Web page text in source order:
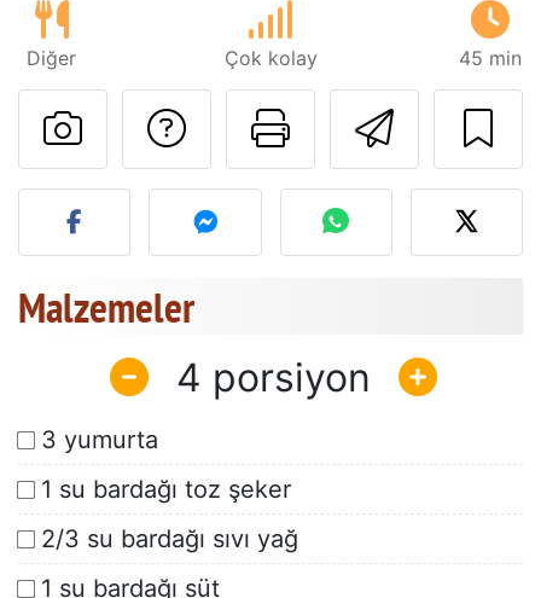
Diğer Çok kolay 45 min
Bu sayfayı
Tarif sahibine bir
Bu tarifin fotoğrafını
Malzemeler
4
3 yumurta
1 su bardağı toz şeker
2/3 su bardağı sıvı yağ
1 su bardağı süt